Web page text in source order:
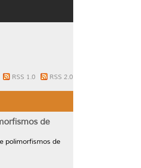
RSS 1.0 RSS 2.0
de
polimorfismos de